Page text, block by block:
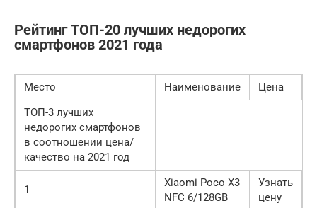
Рейтинг ТОП-20 лучших недорогих
смартфонов 2021 года
Место Наименование
Цена
ТОП-3 лучших
недорогих смартфонов
в соотношении цена/
качество на 2021 год
1
Xiaomi Poco X3
NFC 6/128GB
Узнать
цену